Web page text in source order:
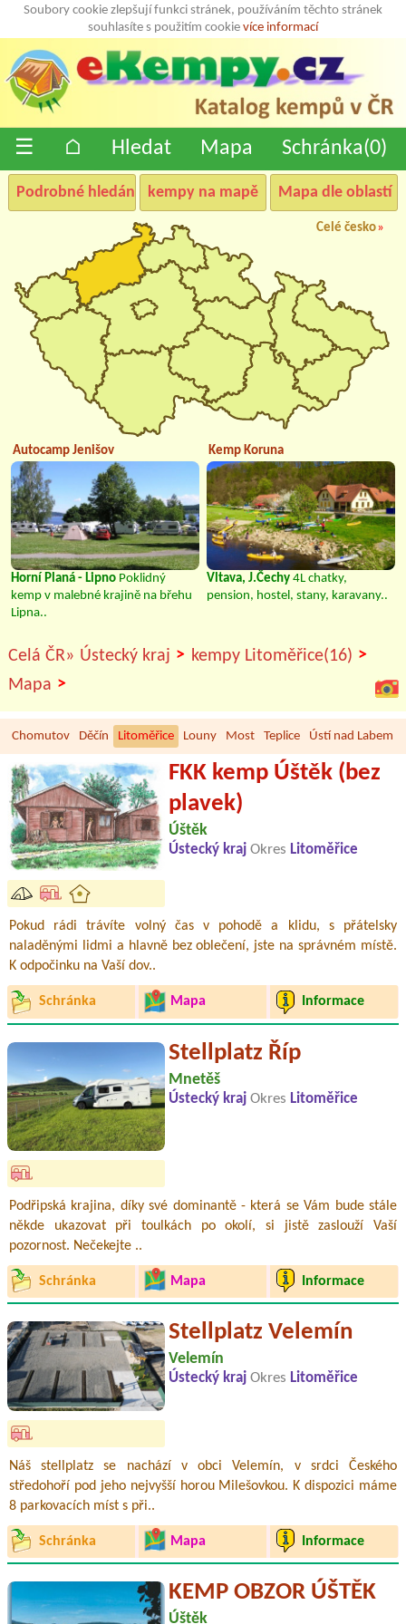
Soubory cookie zlepšují funkci stránek, používáním těchto stránek
souhlasíte s použitím cookie více informací
☰ ⌂ Hledat Mapa Schránka(0)
Podrobné hledání kempy na mapě Mapa dle oblastí
Celé česko»
Autocamp Jenišov
Horní Planá - Lipno Poklidný
kemp v malebné krajině na břehu
Lipna..
Kemp Koruna
Vltava, J.Čechy 4L chatky,
pension, hostel, stany, karavany..
Celá ČR» Ústecký kraj > kempy Litoměřice(16) >
Mapa >
Chomutov Děčín Litoměřice Louny Most Teplice Ústí nad Labem
FKK kemp Úštěk (bez
plavek)
Úštěk
Ústecký kraj Okres Litoměřice
Pokud rádi trávíte volný čas v pohodě a klidu, s přátelsky
naladěnými lidmi a hlavně bez oblečení, jste na správném místě.
K odpočinku na Vaší dov..
Schránka Mapa Informace
Stellplatz Říp
Mnetěš
Ústecký kraj Okres Litoměřice
Podřipská krajina, díky své dominantě - která se Vám bude stále
někde ukazovat při toulkách po okolí, si jistě zaslouží Vaší
pozornost. Nečekejte ..
Schránka Mapa Informace
Stellplatz Velemín
Velemín
Ústecký kraj Okres Litoměřice
Náš stellplatz se nachází v obci Velemín, v srdci Českého
středohoří pod jeho nejvyšší horou Milešovkou. K dispozici máme
8 parkovacích míst s při..
Schránka Mapa Informace
KEMP OBZOR ÚŠTĚK
Úštěk